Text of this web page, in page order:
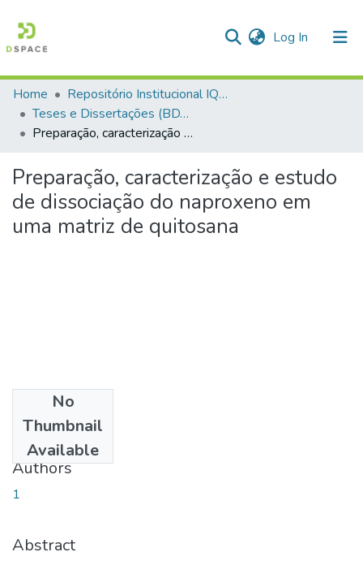
Log In (current)
Communities & Collections
All of DSpace
Statistics
Home
Repositório Institucional IQSC
Teses e Dissertações (BDTD USP)
Preparação, caracterização e estudo de dissociação do naproxeno em uma matriz de quitosana
Preparação, caracterização e estudo
de dissociação do naproxeno em
uma matriz de quitosana
No
Thumbnail
Available
2019-09-30
Authors
1
Abstract